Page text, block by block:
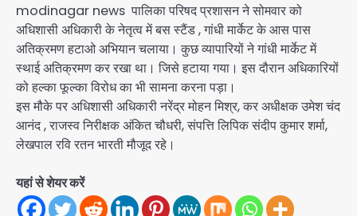
modinagar news पालिका परिषद प्रशासन ने सोमवार को
अधिशासी अधिकारी के नेतृत्व में बस स्टैंड , गांधी मार्केट के आस पास
अतिक्रमण हटाओ अभियान चलाया। कुछ व्यापारियों ने गांधी मार्केट में
स्थाई अतिक्रमण कर रखा था। जिसे हटाया गया। इस दौरान अधिकारियों
को हल्का फूल्का विरोध का भी सामना करना पड़ा।
इस मौके पर अधिशासी अधिकारी नरेंद्र मोहन मिश्र, कर अधीक्षक उमेश चंद
आनंद , राजस्व निरीक्षक अंकित चौधरी, संपत्ति लिपिक संदीप कुमार शर्मा,
लेखपाल रवि रतन भारती मौजूद रहे।
यहां से शेयर करें